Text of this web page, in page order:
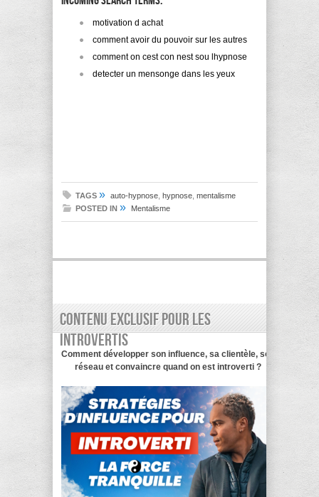
motivation d achat
comment avoir du pouvoir sur les autres
comment on cest con nest sou lhypnose
detecter un mensonge dans les yeux
TAGS » auto-hypnose hypnose mentalisme
POSTED IN » Mentalisme
Contenu exclusif pour les
introvertis
Comment développer son influence, sa clientèle, son
réseau et convaincre quand on est introverti ?